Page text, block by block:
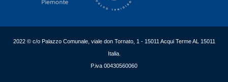
2022 © c/o Palazzo Comunale, viale don Tornato, 1 - 15011 Acqui Terme AL 15011
Italia.
P.iva 00430560060